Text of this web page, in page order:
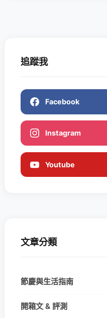
追蹤我
Facebook
Instagram
Youtube
文章分類
節慶與生活指南
開箱文 & 評測